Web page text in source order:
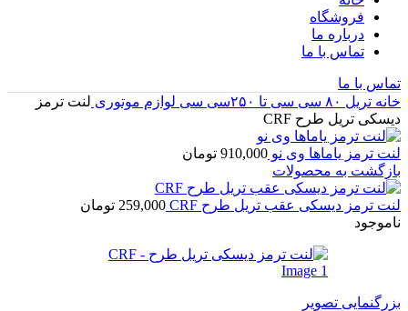
فروشگاه
درباره ما
تماس با ما
تماس با ما
خانه تریل ۸۰ سی سی تا ۲۵۰سی سی لوازم موتوری لنت ترمز
دیسکی تریل طرح CRF
لنت ترمز یاماها وی نو 910,000 تومان
بازگشت به محصولات
لنت ترمز دیسکی عقب تریل طرح CRF 259,000 تومان
ناموجود
بزرگنمایی تصویر